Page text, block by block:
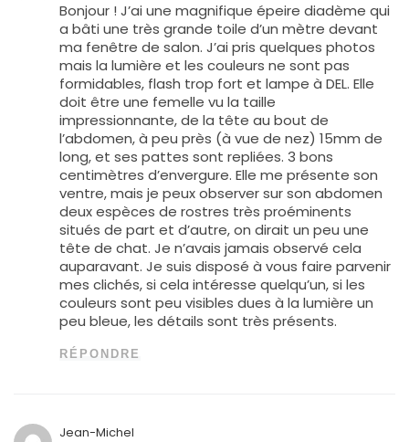
Bonjour ! J’ai une magnifique épeire diadème qui
a bâti une très grande toile d’un mètre devant
ma fenêtre de salon. J’ai pris quelques photos
mais la lumière et les couleurs ne sont pas
formidables, flash trop fort et lampe à DEL. Elle
doit être une femelle vu la taille
impressionnante, de la tête au bout de
l’abdomen, à peu près (à vue de nez) 15mm de
long, et ses pattes sont repliées. 3 bons
centimètres d’envergure. Elle me présente son
ventre, mais je peux observer sur son abdomen
deux espèces de rostres très proéminents
situés de part et d’autre, on dirait un peu une
tête de chat. Je n’avais jamais observé cela
auparavant. Je suis disposé à vous faire parvenir
mes clichés, si cela intéresse quelqu’un, si les
couleurs sont peu visibles dues à la lumière un
peu bleue, les détails sont très présents.
RÉPONDRE
Jean-Michel